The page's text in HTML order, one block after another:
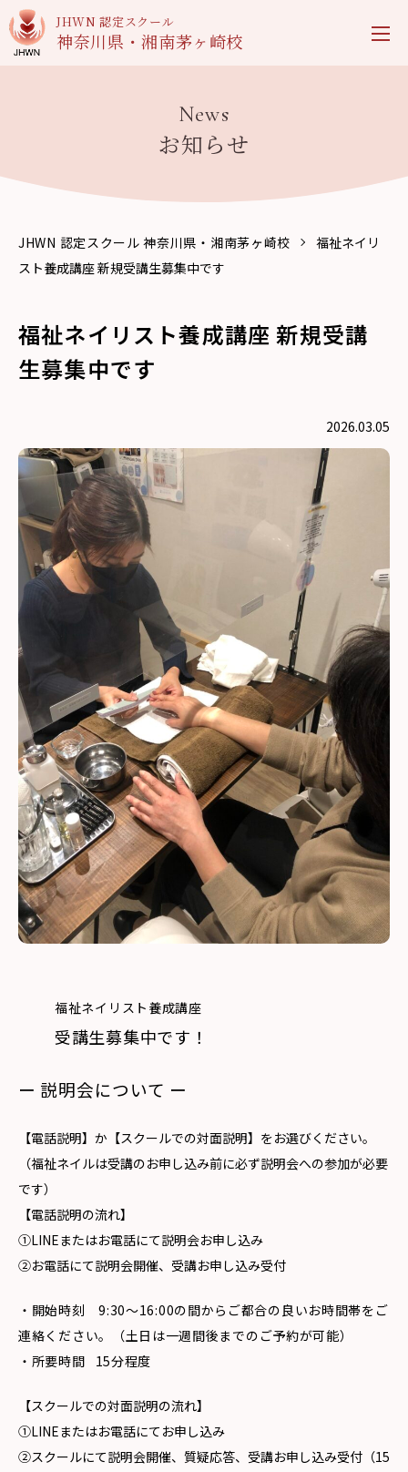
JHWN 認定スクール
神奈川県・湘南茅ヶ崎校
News
お知らせ
JHWN 認定スクール 神奈川県・湘南茅ヶ崎校
福祉ネイリ
スト養成講座 新規受講生募集中です
福祉ネイリスト養成講座 新規受講
生募集中です
2026.03.05
福祉ネイリスト養成講座
受講生募集中です！
ー 説明会について ー
【電話説明】か【スクールでの対面説明】をお選びください。
（福祉ネイルは受講のお申し込み前に必ず説明会への参加が必要
です）
【電話説明の流れ】
①LINEまたはお電話にて説明会お申し込み
②お電話にて説明会開催、受講お申し込み受付
・開始時刻 9:30〜16:00の間からご都合の良いお時間帯をご
連絡ください。（土日は一週間後までのご予約が可能）
・所要時間 15分程度
【スクールでの対面説明の流れ】
①LINEまたはお電話にてお申し込み
②スクールにて説明会開催、質疑応答、受講お申し込み受付（15